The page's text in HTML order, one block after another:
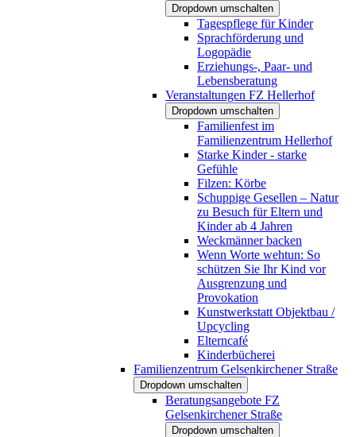
Dropdown umschalten
Tagespflege für Kinder
Sprachförderung und
Logopädie
Erziehungs-, Paar- und
Lebensberatung
Veranstaltungen FZ Hellerhof
Dropdown umschalten
Familienfest im
Familienzentrum Hellerhof
Starke Kinder - starke
Gefühle
Filzen: Körbe
Schuppige Gesellen – Natur
zu Besuch für Eltern und
Kinder ab 4 Jahren
Weckmänner backen
Wenn Worte wehtun: So
schützen Sie Ihr Kind vor
Ausgrenzung und
Provokation
Kunstwerkstatt Objektbau /
Upcycling
Elterncafé
Kinderbücherei
Familienzentrum Gelsenkirchener Straße
Dropdown umschalten
Beratungsangebote FZ
Gelsenkirchener Straße
Dropdown umschalten